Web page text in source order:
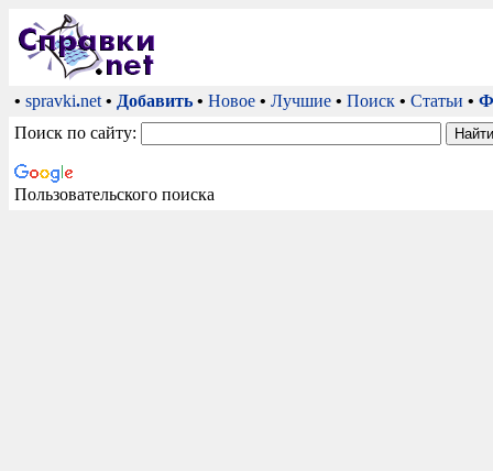
• spravki.net • Добавить • Новое • Лучшие • Поиск • Статьи •
Поиск по сайту:
Пользовательского поиска